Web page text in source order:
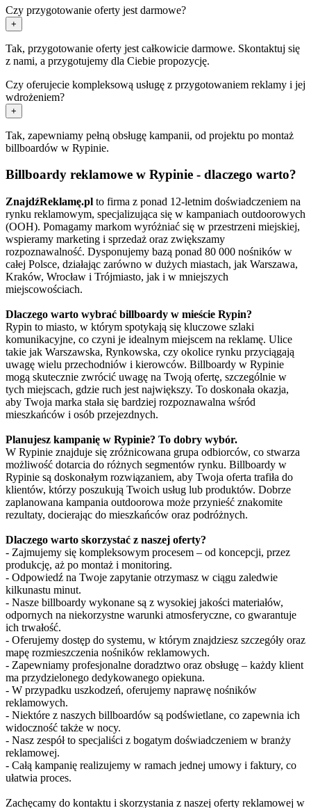
Czy przygotowanie oferty jest darmowe?
+
Tak, przygotowanie oferty jest całkowicie darmowe. Skontaktuj się
z nami, a przygotujemy dla Ciebie propozycję.
Czy oferujecie kompleksową usługę z przygotowaniem reklamy i jej
wdrożeniem?
+
Tak, zapewniamy pełną obsługę kampanii, od projektu po montaż
billboardów w Rypinie.
Billboardy reklamowe w Rypinie - dlaczego warto?
ZnajdźReklamę.pl to firma z ponad 12-letnim doświadczeniem na
rynku reklamowym, specjalizująca się w kampaniach outdoorowych
(OOH). Pomagamy markom wyróżniać się w przestrzeni miejskiej,
wspieramy marketing i sprzedaż oraz zwiększamy
rozpoznawalność. Dysponujemy bazą ponad 80 000 nośników w
całej Polsce, działając zarówno w dużych miastach, jak Warszawa,
Kraków, Wrocław i Trójmiasto, jak i w mniejszych
miejscowościach.
Dlaczego warto wybrać billboardy w mieście Rypin?
Rypin to miasto, w którym spotykają się kluczowe szlaki
komunikacyjne, co czyni je idealnym miejscem na reklamę. Ulice
takie jak Warszawska, Rynkowska, czy okolice rynku przyciągają
uwagę wielu przechodniów i kierowców. Billboardy w Rypinie
mogą skutecznie zwrócić uwagę na Twoją ofertę, szczególnie w
tych miejscach, gdzie ruch jest największy. To doskonała okazja,
aby Twoja marka stała się bardziej rozpoznawalna wśród
mieszkańców i osób przejezdnych.
Planujesz kampanię w Rypinie? To dobry wybór.
W Rypinie znajduje się zróżnicowana grupa odbiorców, co stwarza
możliwość dotarcia do różnych segmentów rynku. Billboardy w
Rypinie są doskonałym rozwiązaniem, aby Twoja oferta trafiła do
klientów, którzy poszukują Twoich usług lub produktów. Dobrze
zaplanowana kampania outdoorowa może przynieść znakomite
rezultaty, docierając do mieszkańców oraz podróżnych.
Dlaczego warto skorzystać z naszej oferty?
- Zajmujemy się kompleksowym procesem – od koncepcji, przez
produkcję, aż po montaż i monitoring.
- Odpowiedź na Twoje zapytanie otrzymasz w ciągu zaledwie
kilkunastu minut.
- Nasze billboardy wykonane są z wysokiej jakości materiałów,
odpornych na niekorzystne warunki atmosferyczne, co gwarantuje
ich trwałość.
- Oferujemy dostęp do systemu, w którym znajdziesz szczegóły oraz
mapę rozmieszczenia nośników reklamowych.
- Zapewniamy profesjonalne doradztwo oraz obsługę – każdy klient
ma przydzielonego dedykowanego opiekuna.
- W przypadku uszkodzeń, oferujemy naprawę nośników
reklamowych.
- Niektóre z naszych billboardów są podświetlane, co zapewnia ich
widoczność także w nocy.
- Nasz zespół to specjaliści z bogatym doświadczeniem w branży
reklamowej.
- Całą kampanię realizujemy w ramach jednej umowy i faktury, co
ułatwia proces.
Zachęcamy do kontaktu i skorzystania z naszej oferty reklamowej w